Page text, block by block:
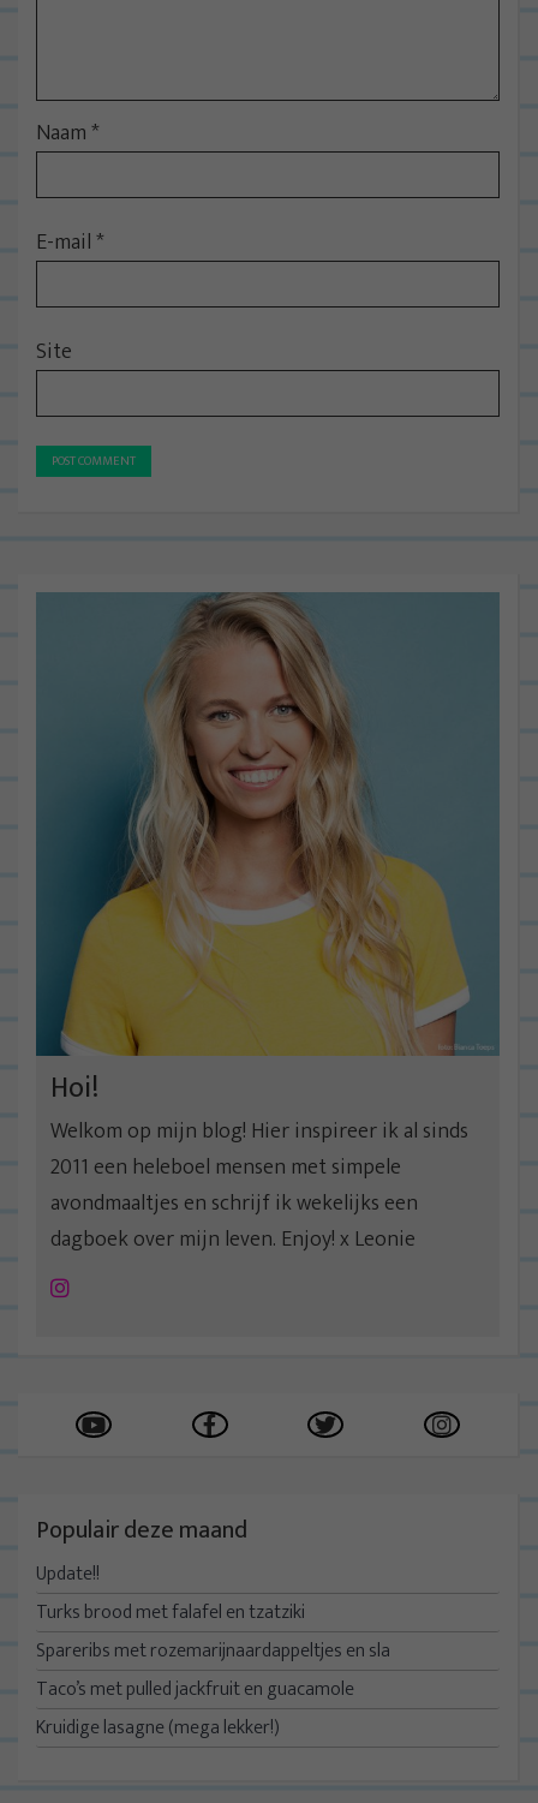
Naam*
E-mail*
Site
Hoi!
Welkom op mijn blog! Hier inspireer ik al sinds
2011 een heleboel mensen met simpele
avondmaaltjes en schrijf ik wekelijks een
dagboek over mijn leven. Enjoy! x Leonie
Instagram
Populair deze maand
Update!!
Turks brood met falafel en tzatziki
Spareribs met rozemarijnaardappeltjes en sla
Taco’s met pulled jackfruit en guacamole
Kruidige lasagne (mega lekker!)